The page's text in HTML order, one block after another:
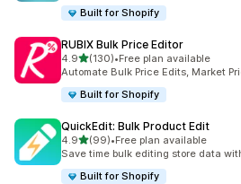
Built for Shopify
RUBIX Bulk Price Editor
4.95つ星中
(130)
合計レビュー数：130件
•Free plan available
Automate Bulk Price Edits, Market
Built for Shopify
QuickEdit: Bulk Product Edit
4.95つ星中
(99)
合計レビュー数：99件
•Free plan available
Save time bulk editing store data
Built for Shopify